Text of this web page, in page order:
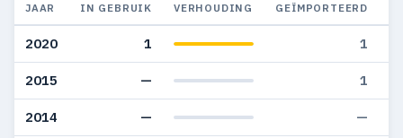
JAAR IN GEBRUIK VERHOUDING GEÏMPORTEERD
2020 1 1
2015 — 1
2014 — —